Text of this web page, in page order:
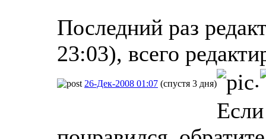
Последний раз
23:03), всего
26-Дек-2008 01:07 (спустя 3 дня)
.